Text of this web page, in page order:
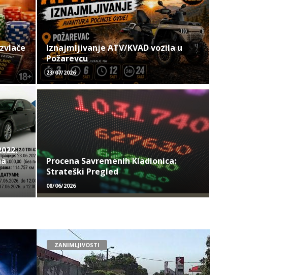
Iznajmljivanje ATV/KVAD vozila u
Požarevcu
23/07/2026
Procena Savremenih Kladionica:
Strateški Pregled
08/06/2026
ZANIMLJIVOSTI